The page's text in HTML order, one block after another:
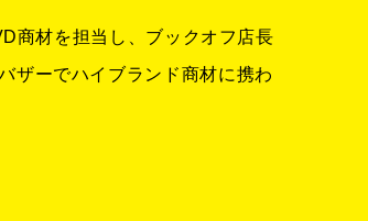
商材を担当し、ブックオフ店長
ザーでハイブランド商材に携わ